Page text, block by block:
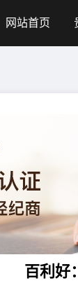
网站首页
百利好